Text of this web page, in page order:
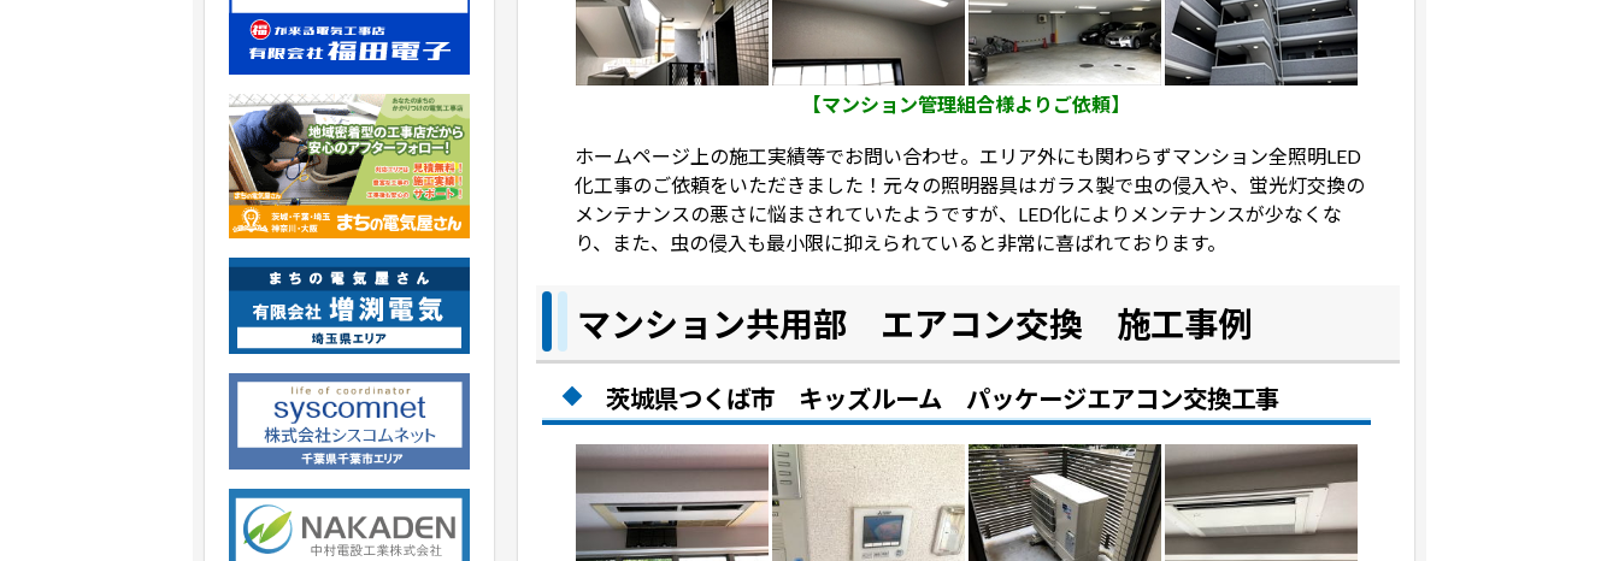
建築物石綿含有建材調査者
【マンション管理組合様よりご依頼】
ホームページ上の施工実績等でお問い合わせ。エリア外にも関わらずマンション全照明LED
化工事のご依頼をいただきました！元々の照明器具はガラス製で虫の侵入や、蛍光灯交換の
メンテナンスの悪さに悩まされていたようですが、LED化によりメンテナンスが少なくな
り、また、虫の侵入も最小限に抑えられていると非常に喜ばれております。
マンション共用部 エアコン交換 施工事例
茨城県つくば市 キッズルーム パッケージエアコン交換工事